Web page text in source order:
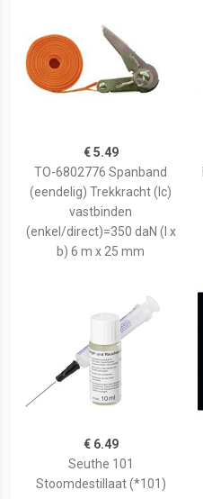
€ 5.49
TO-6802776 Spanband
(eendelig) Trekkracht (lc)
vastbinden
(enkel/direct)=350 daN (l x
b) 6 m x 25 mm
€ 6.49
Seuthe 101
Stoomdestillaat (*101)